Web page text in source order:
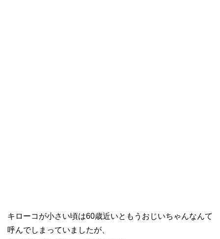
キローコが小さい頃は60歳近いともうおじいちゃんなんて
呼んでしまっていましたが、